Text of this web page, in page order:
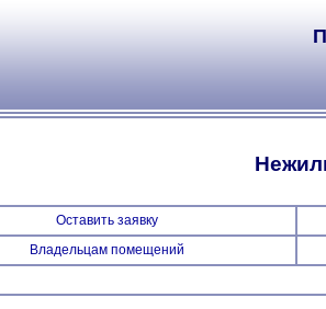
Оставить заявку
Владельцам помещений